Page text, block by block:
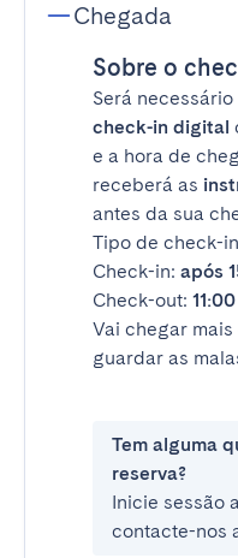
Chegada
Sobre o
Será
check-in digital
e a hora de
receberá as
antes da sua
Tipo de check-
Check-in: após
Check-out: 11:00
Vai chegar
guardar as
Tem alguma
reserva?
Inicie sessão
contacte-nos